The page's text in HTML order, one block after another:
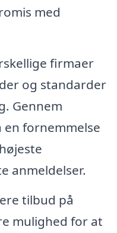
med
firmaer
og standarder
Gennem
fornemmelse
anmeldelser.
tilbud på
mulighed for at